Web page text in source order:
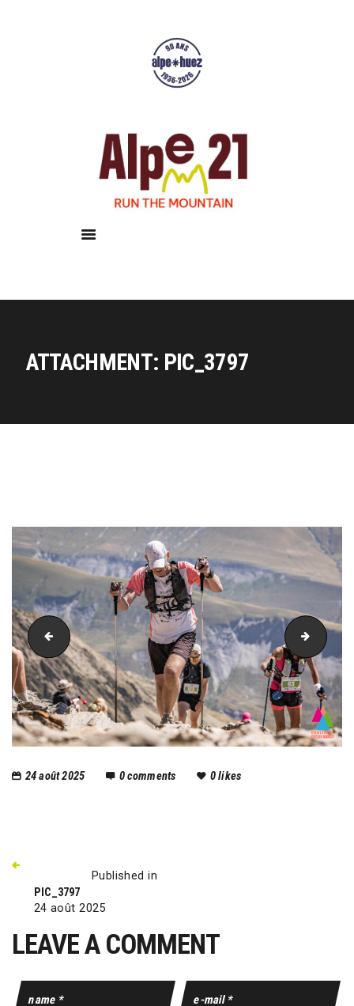
ATTACHMENT: PIC_3797
Résultats
Galerie
Infos pratiques
PIC_3788
24 août 2025 0comments 0likes
Published in
PIC_3797
24 août 2025
LEAVE A COMMENT